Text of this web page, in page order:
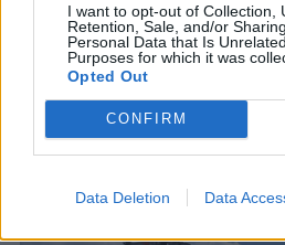
I want to opt-out of Collection,
Retention, Sale, and/or
Personal Data that Is
Purposes for which it was
Opted Out
CONFIRM
Data Deletion Data
Η εικόνα αυτή ενισχύεται
διαρκή παρουσία του
φρεγάτες FDI, τον
και την ενίσχυση της
Rafale, Viper και μελλοντικά F-